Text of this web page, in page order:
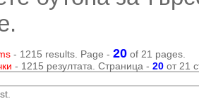
- 1215 results. Page - 20of 21 pages.
- 1215 резултата. Страница - 20от 21